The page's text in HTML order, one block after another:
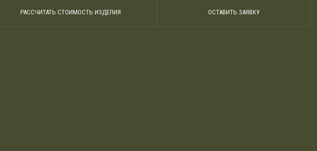
РАССЧИТАТЬ СТОИМОСТЬ ИЗДЕЛИЯ ОСТАВИТЬ ЗАЯВКУ